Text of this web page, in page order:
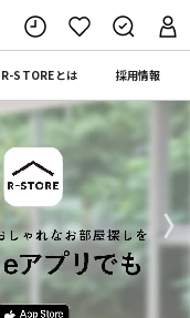
R-STOREとは 採用情報
〉